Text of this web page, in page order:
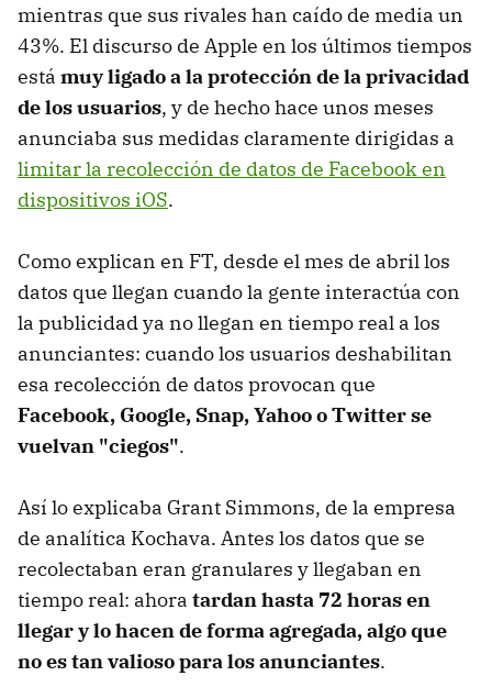
mientras que sus rivales han caído de media un
43%. El discurso de Apple en los últimos tiempos
está muy ligado a la protección de la privacidad
de los usuarios, y de hecho hace unos meses
anunciaba sus medidas claramente dirigidas a
limitar la recolección de datos de Facebook en
dispositivos iOS.
Como explican en FT, desde el mes de abril los
datos que llegan cuando la gente interactúa con
la publicidad ya no llegan en tiempo real a los
anunciantes: cuando los usuarios deshabilitan
esa recolección de datos provocan que
Facebook, Google, Snap, Yahoo o Twitter se
vuelvan "ciegos".
Así lo explicaba Grant Simmons, de la empresa
de analítica Kochava. Antes los datos que se
recolectaban eran granulares y llegaban en
tiempo real: ahora tardan hasta 72 horas en
llegar y lo hacen de forma agregada, algo que
no es tan valioso para los anunciantes.